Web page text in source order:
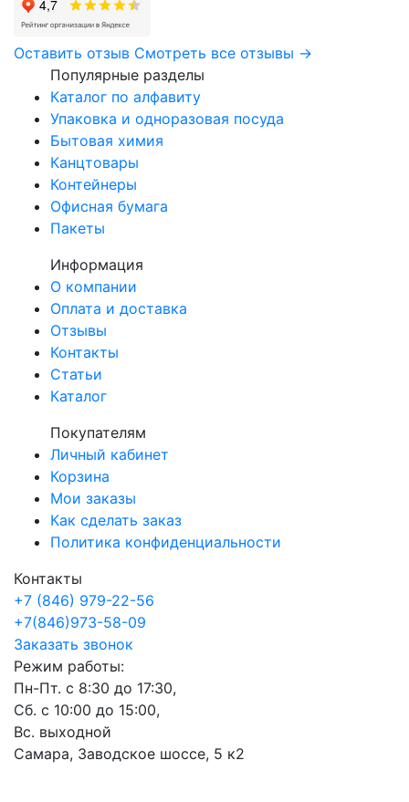
Оставить отзыв Смотреть все отзывы →
Популярные разделы
Каталог по алфавиту
Упаковка и одноразовая посуда
Бытовая химия
Канцтовары
Контейнеры
Офисная бумага
Пакеты
Информация
О компании
Оплата и доставка
Отзывы
Контакты
Статьи
Каталог
Покупателям
Личный кабинет
Корзина
Мои заказы
Как сделать заказ
Политика конфиденциальности
Контакты
+7 (846) 979-22-56
+7(846)973-58-09
Заказать звонок
Режим работы:
Пн-Пт. с 8:30 до 17:30,
Сб. с 10:00 до 15:00,
Вс. выходной
Самара, Заводское шоссе, 5 к2